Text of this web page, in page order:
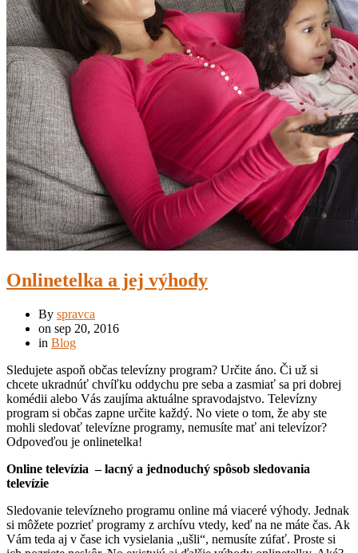
Onlinetelka a jej výhody
By spravca
on sep 20, 2016
in Blog
Sledujete aspoň občas televízny program? Určite áno. Či už si
chcete ukradnúť chvíľku oddychu pre seba a zasmiať sa pri dobrej
komédii alebo Vás zaujíma aktuálne spravodajstvo. Televízny
program si občas zapne určite každý. No viete o tom, že aby ste
mohli sledovať televízne programy, nemusíte mať ani televízor?
Odpoveďou je onlinetelka!
Online televízia – lacný a jednoduchý spôsob sledovania
televízie
Sledovanie televízneho programu online má viaceré výhody. Jednak
si môžete pozrieť programy z archívu vtedy, keď na ne máte čas. Ak
Vám teda aj v čase ich vysielania „ušli“, nemusíte zúfať. Proste si